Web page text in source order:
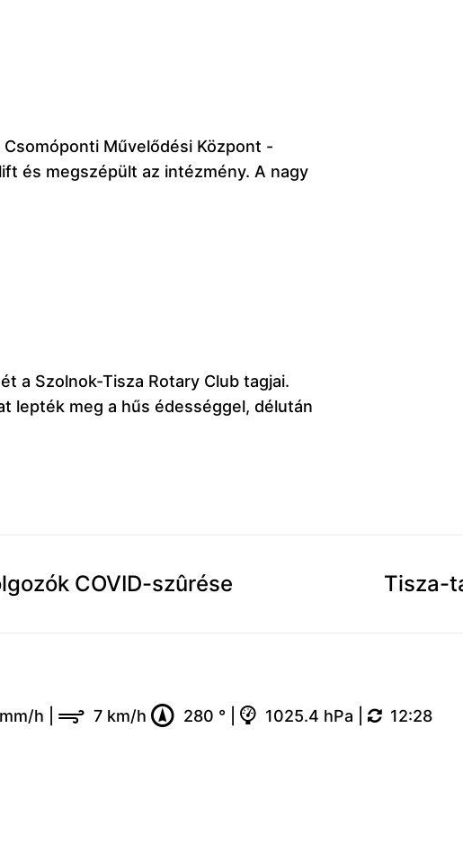
Művelődési Központ -
és megszépült az intézmény. A nagy
a Szolnok-Tisza Rotary Club tagjai.
lepték meg a hűs édességgel, délután
COVID-szûrése Tisza-
h 7 km/h 280 ° 1025.4 hPa 12:28